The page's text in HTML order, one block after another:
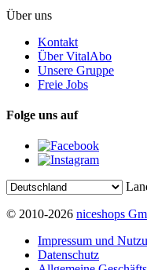
Über uns
Kontakt
Über VitalAbo
Unsere Gruppe
Freie Jobs
Folge uns auf
© 2010-2026 niceshops
Impressum und
Datenschutz